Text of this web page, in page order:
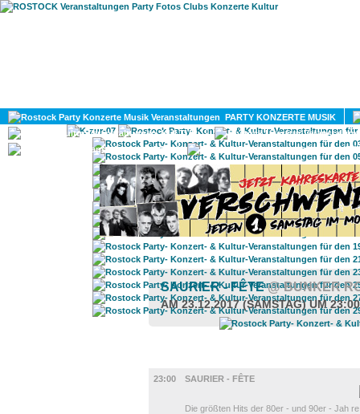
PARTY KONZERTE MUSIK
KULTUR
GAY
SAURIER - FÊTE@ BUNKER
AM 23.12.2017 (SAMSTAG) UM
23:00
SAURIER - FÊTE
Die größten Hits der 80er - und 90er - Jah